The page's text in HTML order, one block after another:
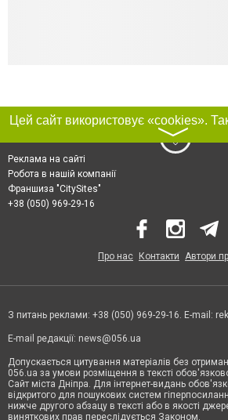
〉
Реклама на сайті
Робота в нашій компанії
Франшиза "CitySites"
+38 (050) 969-29-16
Про нас Контакти Автори
З питань реклами: +38 (050) 969-29-16. E-mail:
E-mail редакції: news@056.ua
Допускається цитування матеріалів без
056.ua за умови розміщення в тексті
Сайт міста Дніпра. Для інтернет-видань
відкритого для пошукових систем
нижче другого абзацу в тексті або в якості
виняткових прав переслідується Законом.